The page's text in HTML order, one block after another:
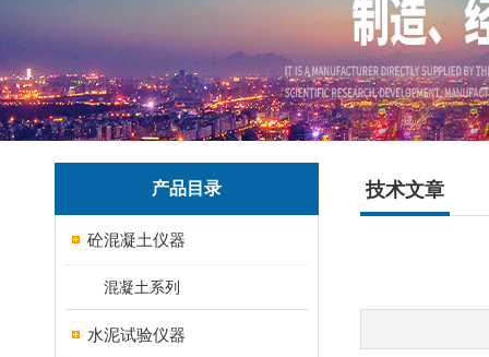
产品目录
砼混凝土仪器
混凝土系列
水泥试验仪器
技术文章